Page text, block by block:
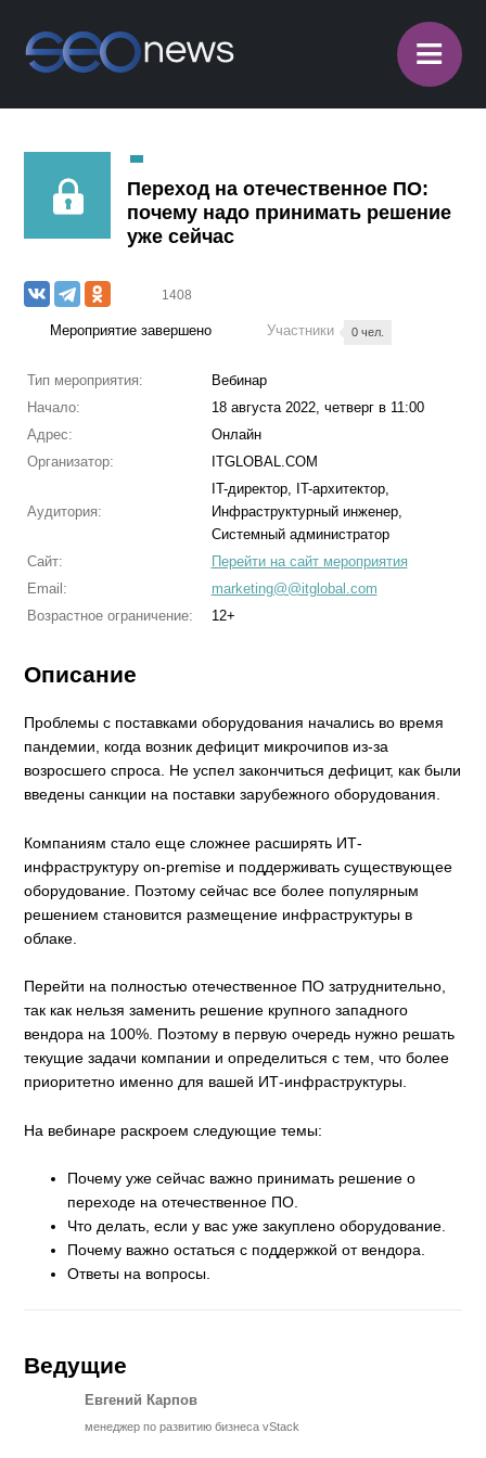
≡
Переход на отечественное ПО:
почему надо принимать решение
уже сейчас
1408
Мероприятие завершено Участники 0 чел.
Тип мероприятия:
Вебинар
Начало:
18 августа 2022, четверг в 11:00
Адрес:
Онлайн
Организатор:
ITGLOBAL.COM
Аудитория:
IT-директор, IT-архитектор,
Инфраструктурный инженер,
Системный администратор
Сайт:
Перейти на сайт мероприятия
Email:
marketing@@itglobal.com
Возрастное ограничение:
12+
Описание
Проблемы с поставками оборудования начались во время
пандемии, когда возник дефицит микрочипов из-за
возросшего спроса. Не успел закончиться дефицит, как были
введены санкции на поставки зарубежного оборудования.
Компаниям стало еще сложнее расширять ИТ-
инфраструктуру on-premise и поддерживать существующее
оборудование. Поэтому сейчас все более популярным
решением становится размещение инфраструктуры в
облаке.
Перейти на полностью отечественное ПО затруднительно,
так как нельзя заменить решение крупного западного
вендора на 100%. Поэтому в первую очередь нужно решать
текущие задачи компании и определиться с тем, что более
приоритетно именно для вашей ИТ-инфраструктуры.
На вебинаре раскроем следующие темы:
Почему уже сейчас важно принимать решение о
переходе на отечественное ПО.
Что делать, если у вас уже закуплено оборудование.
Почему важно остаться с поддержкой от вендора.
Ответы на вопросы.
Ведущие
Евгений Карпов
менеджер по развитию бизнеса vStack